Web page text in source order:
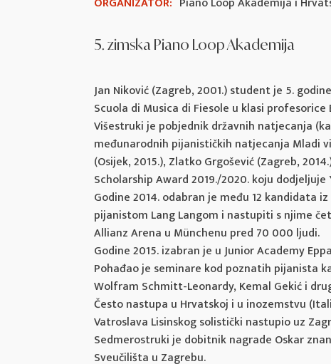
5. zimska Piano Loop Akademija
Jan Niković (Zagreb, 2001.) student je 5.
Scuola di Musica di Fiesole u klasi
Višestruki je pobjednik državnih natjecanja
međunarodnih pijanističkih natjecanja Mladi
(Osijek, 2015.), Zlatko Grgošević (Zagreb,
Scholarship Award 2019./2020. koju
Godine 2014. odabran je među 12 kandidata
pijanistom Lang Langom i nastupiti s njime
Allianz Arena u Münchenu pred 70 000 ljudi.
Godine 2015. izabran je u Junior Academy
Pohađao je seminare kod poznatih pijanista
Wolfram Schmitt-Leonardy, Kemal Gekić i
Često nastupa u Hrvatskoj i u inozemstvu
Vatroslava Lisinskog solistički nastupio uz
Sedmerostruki je dobitnik nagrade Oskar
Sveučilišta u Zagrebu.